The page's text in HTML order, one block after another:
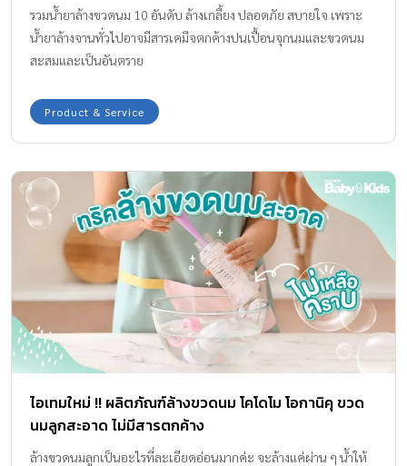
รวมน้ำยาล้างขวดนม 10 อันดับ ล้างเกลี้ยง ปลอดภัย สบายใจ เพราะ
น้ำยาล้างจานทั่วไปอาจมีสารเคมีจตกค้างปนเปื้อนจุกนมและขวดนม
สะสมและเป็นอันตราย
Product & Service
ไอเทมใหม่ !! ผลิตภัณฑ์ล้างขวดนม โคโดโม โอกานิคุ ขวด
นมลูกสะอาด ไม่มีสารตกค้าง
ล้างขวดนมลูกเป็นอะไรที่ละเอียดอ่อนมากค่ะ จะล้างแค่ผ่าน ๆ น้ำให้